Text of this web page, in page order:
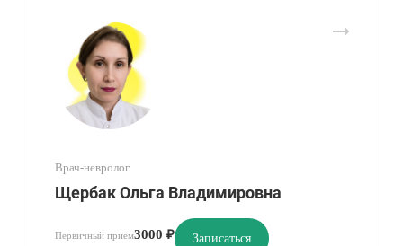
Врач-невролог
Щербак Ольга Владимировна
Первичный приём3000 ₽ Записаться